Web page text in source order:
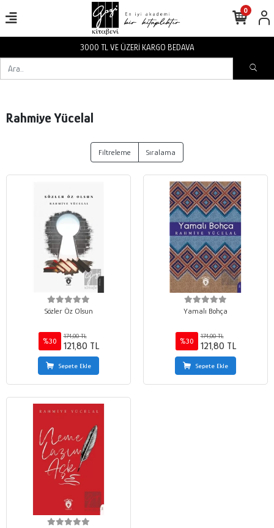
3000 TL VE ÜZERİ KARGO BEDAVA
0
Rahmiye Yücelal
Filtreleme Sıralama
Sözler Öz Olsun
%30
174,00 TL
121,80 TL
Sepete Ekle
Yamalı Bohça
%30
174,00 TL
121,80 TL
Sepete Ekle